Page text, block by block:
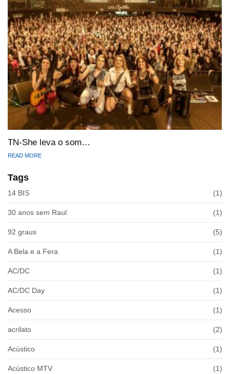
TN-She leva o som…
READ MORE
Tags
14 BIS (1)
30 anos sem Raul (1)
92 graus (5)
A Bela e a Fera (1)
AC/DC (1)
AC/DC Day (1)
Acesso (1)
acrilato (2)
Acústico (1)
Acústico MTV (1)